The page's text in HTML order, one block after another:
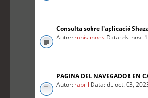
Consulta sobre l'aplicació
Autor: rubisimoes Data: ds. nov.
PAGINA DEL NAVEGADOR EN
Autor: rabril Data: dt. oct. 03,